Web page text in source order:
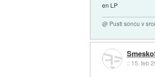
en LP
@ Pusti soncu v
:: 15. feb